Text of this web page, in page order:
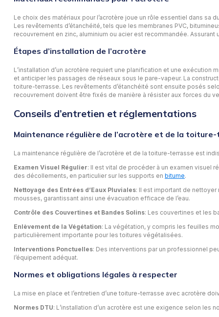
Le choix des matériaux pour l’acrotère joue un rôle essentiel dans
Les revêtements d’étanchéité, tels que les membranes PVC,
recouvrement en zinc, aluminium ou acier est recommandée.
Étapes d’installation de l’acrotère
L’installation d’un acrotère requiert une planification et une exécution
et anticiper les passages de réseaux sous le pare-vapeur. La
toiture-terrasse. Les revêtements d’étanchéité sont ensuite posés
recouvrement doivent être fixés de manière à résister aux forces du
Conseils d’entretien et réglementations
Maintenance régulière de l’acrotère et de la
La maintenance régulière de l’acrotère et de la toiture-terrasse est
Examen Visuel Régulier: Il est vital de procéder à un examen visuel
des décollements, en particulier sur les supports en bitume.
Nettoyage des Entrées d’Eaux Pluviales: Il est important de
mousses, garantissant ainsi une évacuation efficace de l’eau.
Contrôle des Couvertines et Bandes Solins: Les couvertines et les
Enlèvement de la Végétation: La végétation, y compris les feuilles
particulièrement importante pour les toitures végétalisées.
Interventions Ponctuelles: Des interventions par un professionnel
l’équipement adéquat.
Normes et obligations légales à respecter
La mise en place et l’entretien d’une toiture-terrasse avec acrotère
Normes DTU: L’installation d’un acrotère est une exigence selon les